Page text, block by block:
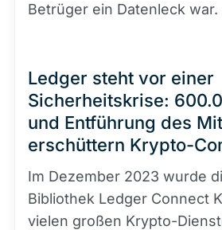
Betrüger ein Datenleck war.
Ledger steht vor einer
Sicherheitskrise:
und Entführung des
erschüttern Krypto-
Im Dezember 2023 wurde
Bibliothek Ledger Connect
vielen großen Krypto-